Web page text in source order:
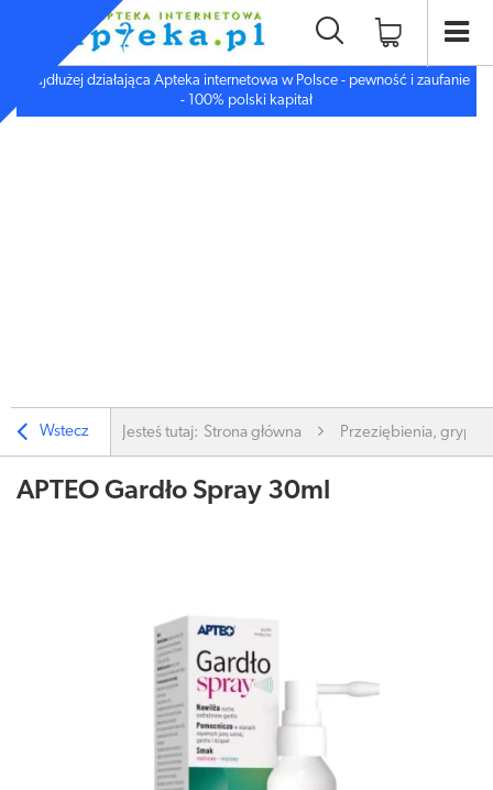
Najdłużej działająca Apteka internetowa w Polsce - pewność i zaufanie
- 100% polski kapitał
Wstecz Jesteś tutaj: Strona główna Przeziębienia, grypa
APTEO Gardło Spray 30ml